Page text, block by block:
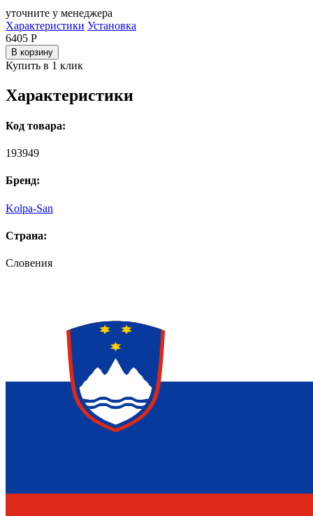
уточните у менеджера
Характеристики Установка
6405 Р
В корзину
Купить в 1 клик
Характеристики
Код товара:
193949
Бренд:
Kolpa-San
Страна:
Словения